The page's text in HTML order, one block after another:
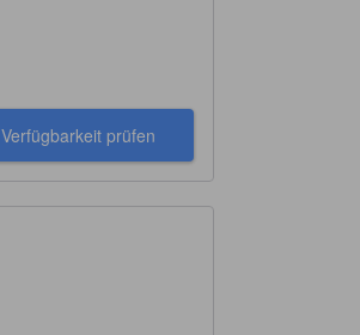
Verfügbarkeit prüfen